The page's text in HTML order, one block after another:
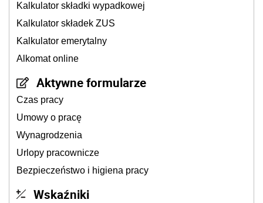
Kalkulator składki wypadkowej
Kalkulator składek ZUS
Kalkulator emerytalny
Alkomat online
Aktywne formularze
Czas pracy
Umowy o pracę
Wynagrodzenia
Urlopy pracownicze
Bezpieczeństwo i higiena pracy
Wskaźniki